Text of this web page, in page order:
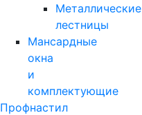
Металлические
лестницы
Мансардные
окна
и
комплектующие
Профнастил